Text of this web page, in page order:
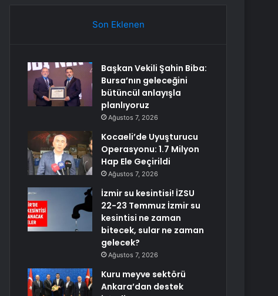
Son Eklenen
Başkan Vekili Şahin Biba:
Bursa’nın geleceğini
bütüncül anlayışla
planlıyoruz
Ağustos 7, 2026
Kocaeli’de Uyuşturucu
Operasyonu: 1.7 Milyon
Hap Ele Geçirildi
Ağustos 7, 2026
İzmir su kesintisi! İZSU
22-23 Temmuz İzmir su
kesintisi ne zaman
bitecek, sular ne zaman
gelecek?
Ağustos 7, 2026
Kuru meyve sektörü
Ankara’dan destek